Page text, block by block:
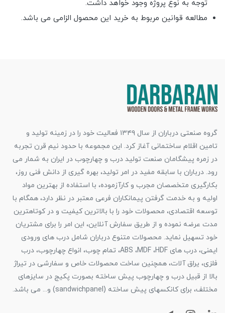
توجه به نوع پروژه وجود خواهد داشت.
مطالعه قوانین مربوط به خرید این محصول الزامی می باشد.
گروه صنعتی درباران از سال ۱۳۴۹ فعالیت خود را در زمینه تولید و
تامین اقلام ساختمانی آغاز کرد. این مجموعه با حدود نیم قرن تجربه
در زمره پیشگامان صنعت تولید درب و چهارچوب در ایران به شمار می
رود. درباران با سابقه مفید در امر تولید، بهره گیری از دانش فنی روز،
بکارگیری متخصصان مجرب و کارآزموده، با استفاده از بهترین مواد
اولیه و به خدمت گرفتن پیمانکاران فرعی معتبر در نظر دارد، همگام با
توسعه اقتصادی، محصولات خود را با بالاترین کیفیت و در کوتاهترین
مدت عرضه نموده و از طریق سفارش آنلاین، این امر را برای مشتریان
خود تسهیل نماید. محصولات متنوع درباران شامل درب های ورودی
ایمنی، درب های ABS ،MDF ،HDF، تمام چوب، انواع چهارچوب، درب
فلزی، یراق آلات، همچنین ساخت محصولات خاص و سفارشی در تیراژ
بالا از قبیل درب و چهارچوب پیش ساخته بصورت پکیج در سایزهای
مختلف، برای کانکسهای پیش ساخته (sandwichpanel) و... می باشد.